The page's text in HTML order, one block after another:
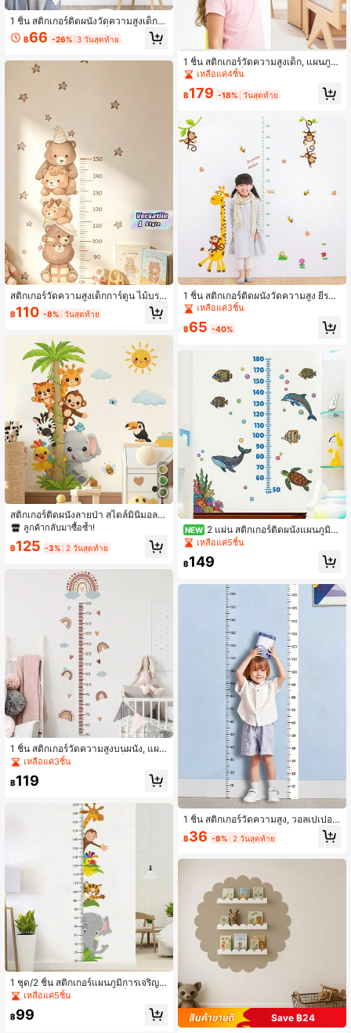
1 ชิ้น สติกเกอร์ติดผนังวัดความสูงเด็กสี
พาสเทล สติกเกอร์ไวนิลที่สามารถถอดอ
อกได้ เหมาะสำหรับห้องเด็กและห้องนอ
ห้องนอน วอลล์เปเปอร์ วัดความยาว รา
ยการการ์ตูน สติกเกอร์ติดผนัง วอลล์เปเ
ปอร์ติดเอง มาตราส่วนความยาว มาตร
าส่วนความยาว สติกเกอร์ติดผนังห้องเด็
฿66 -26% 3 วันสุดท้าย
สติกเกอร์วัดความสูงเด็กการ์ตูน ไม้บรร
ทัดวัดความสูง สติกเกอร์วัดความสูงเด็ก
ที่สามารถถอดออกได้ วอลล์เปเปอร์
฿110 -8% วันสุดท้าย
สติกเกอร์ติดผนังลายป่า สไตล์มินิมอล ล
อกออกได้ ลายสัตว์ป่า สำหรับตกแต่งห้
องเด็กอ่อน ห้องนอนเด็ก ห้องเล่น ลายลิง
ช้าง ยีราฟ
ลูกค้ากลับมาซื้อซ้ำ!
฿125 -3% 2 วันสุดท้าย
1 ชิ้น สติกเกอร์วัดความสูงบนผนัง, แผน
ภูมิการเติบโตความสูงของเด็ก, เหมาะ
สำหรับห้องเด็ก ห้องนอนเด็ก และห้องเล่
น ตกแต่งบ้าน, สิ่งจำเป็นสำหรับการกลั
เรียน, ตกแต่งผนังห้องนั่งเล่น, ตกแต่งห้
องเรียน, ตกแต่งห้อง, ตกแต่งห้องเด็ก, ว
อลเปเปอร์, ตกแต่งบ้าน, ตกแต่งฤดูใบไ
ม้ร่วง, เหมาะสำหรับห้องนั่งเล่น/ห้องเรีย
เหลือแค่3ชิ้น
฿119
1 ชุด/2 ชิ้น สติกเกอร์แผนภูมิการเจริญเ
ติบโตของสัตว์, ตกแต่งห้องเด็กอนุบาล
ไม้บรรทัดวัดความสูงเด็ก, สติกเกอร์ผนัง
การ์ตูนสัตว์
เหลือแค่5ชิ้น
฿99
1 ชิ้น สติกเกอร์วัดความสูงเด็ก, แผนภูมิ
ความสูงแม่เหล็ก 3 มิติ, ไม้บรรทัดควา
มสูงการ์ตูนที่ถอดออกได้, การวัดความสู
งเด็กที่แม่นยำ
เหลือแค่4ชิ้น
฿179 -18% วันสุดท้าย
1 ชิ้น สติกเกอร์ติดผนังวัดความสูง ยีรา
ฟ & ลิง, ไม้บรรทัดวัดความสูงสัตว์การ์ตู
น สำหรับห้องเด็ก, โรงเรียนอนุบาล, ทาง
เข้า, ตกแต่งประตู, สติกเกอร์บันทึกควา
ได้
เหลือแค่3ชิ้น
฿65 -40%
NEW 2 แผ่น สติกเกอร์ติดผนังแผนภูมิค
วามสูงสัตว์โบฮีเมียน, สติกเกอร์ติดผนัง
แผนภูมิการเจริญเติบโตของ PVC รูปเต่
าปลาใต้ทะเลแบบมีกาวในตัว, เหมาะ
ก, ติดและลอกออกง่าย ศิลปะบนผนังสัต
ว์, สำหรับบันทึกความสูง
เหลือแค่5ชิ้น
฿149
1 ชิ้น สติกเกอร์วัดความสูง, วอลเปเปอร์
ติดเอง, วัดความแม่นยำโดยไม่ทำลายผ
นัง, ถอดออกได้, เหมาะสำหรับการตกแ
ผนัง. ตกแต่งผนัง
฿36 -8% 2 วันสุดท้าย
Save ฿24